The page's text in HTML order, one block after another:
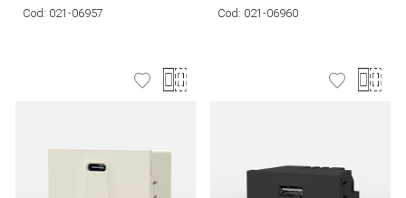
Cod: 021-06957
Cod: 021-06960